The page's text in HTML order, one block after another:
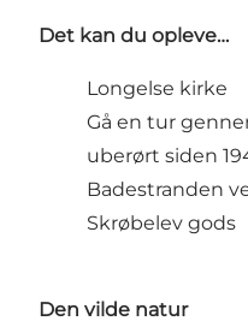
Det kan du opleve…
Longelse kirke
Gå en tur
uberørt siden
Badestranden
Skrøbelev gods
Den vilde natur